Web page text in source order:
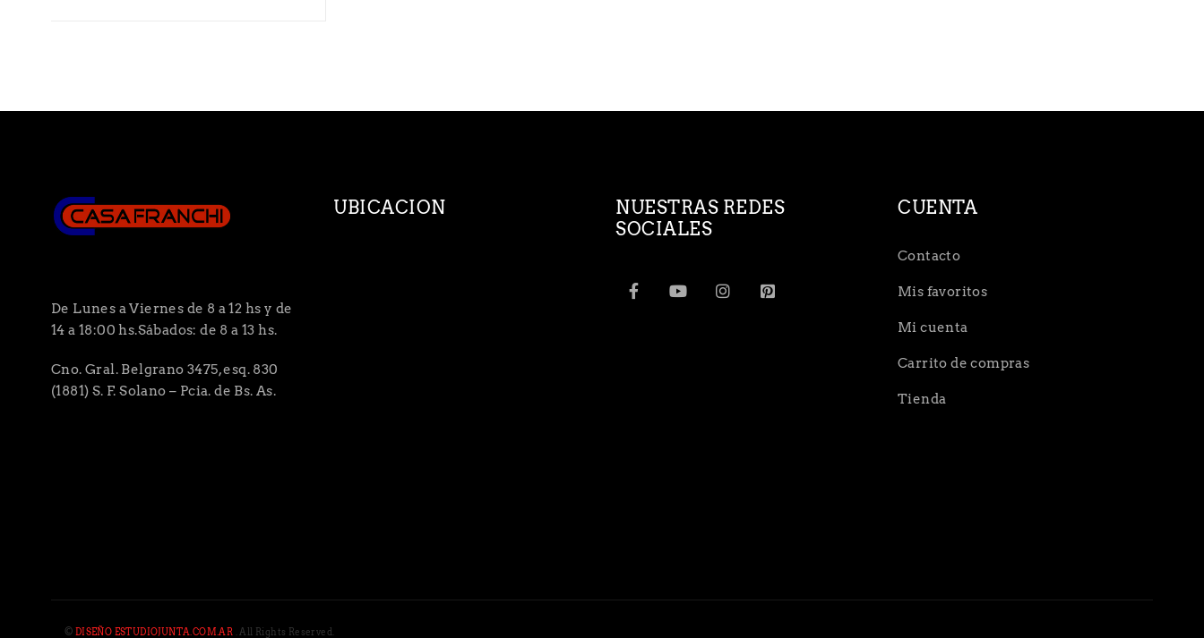
De Lunes a Viernes de 8 a 12 hs y de
14 a 18:00 hs.Sábados: de 8 a 13 hs.
Cno. Gral. Belgrano 3475, esq. 830
(1881) S. F. Solano – Pcia. de Bs. As.
UBICACION
NUESTRAS REDES
SOCIALES
CUENTA
Contacto
Mis favoritos
Mi cuenta
Carrito de compras
Tienda
© DISEÑO ESTUDIOJUNTA.COM.AR . All Rights Reserved.